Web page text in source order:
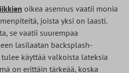
oikea asennus vaatii monia
joista yksi on laasti.
se vaatii suurempaa
lasilaatan backsplash-
käyttää valkoista lateksia
on erittäin tärkeää, koska